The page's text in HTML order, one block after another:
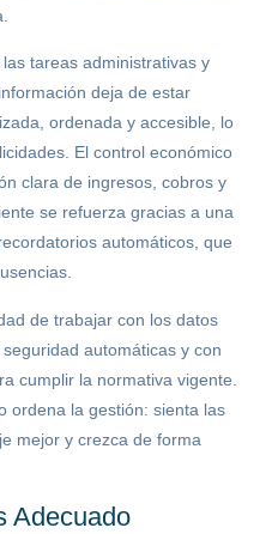
tareas administrativas y
deja de estar
ordenada y accesible, lo
El control económico
clara de ingresos, cobros y
se refuerza gracias a una
automáticos, que
de trabajar con los datos
automáticas y con
cumplir la normativa vigente.
ordena la gestión: sienta las
mejor y crezca de forma
Adecuado